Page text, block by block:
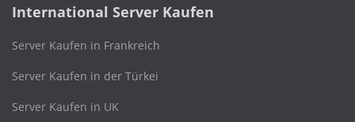
International Server Kaufen
Server Kaufen in Frankreich
Server Kaufen in der Türkei
Server Kaufen in UK